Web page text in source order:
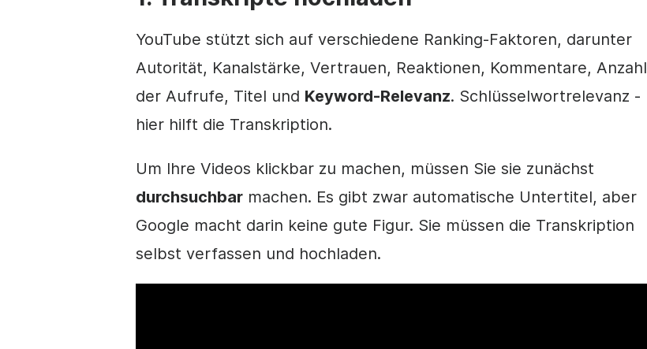
YouTube stützt sich auf verschiedene Ranking-Faktoren, darunter
Autorität, Kanalstärke, Vertrauen, Reaktionen, Kommentare, Anzahl
der Aufrufe, Titel und Keyword-Relevanz. Schlüsselwortrelevanz -
hier hilft die Transkription.
Um Ihre Videos klickbar zu machen, müssen Sie sie zunächst
durchsuchbar machen. Es gibt zwar automatische Untertitel, aber
Google macht darin keine gute Figur. Sie müssen die Transkription
selbst verfassen und hochladen.